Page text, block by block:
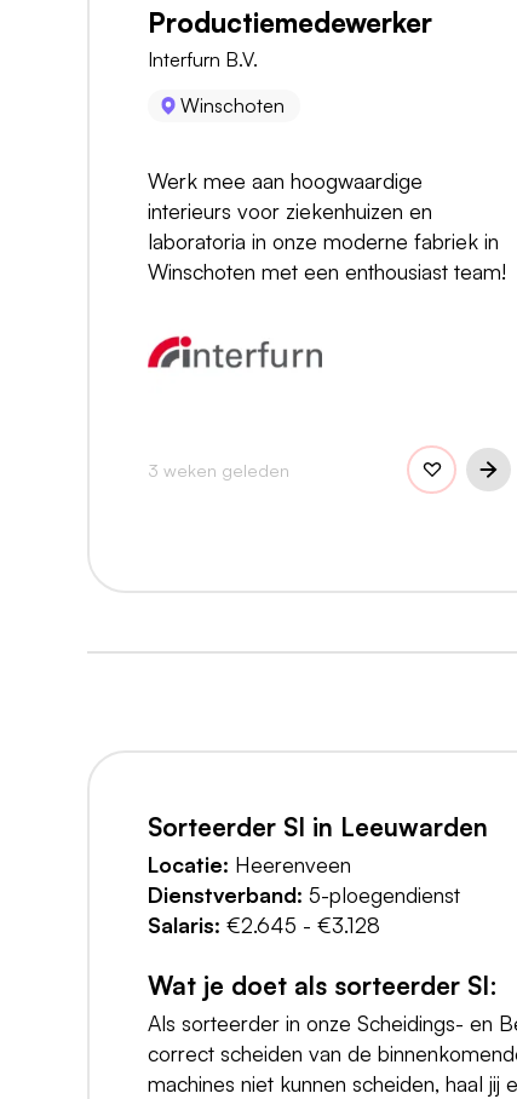
Productiemedewerker
Interfurn B.V.
Winschoten
Werk mee aan hoogwaardige
interieurs voor ziekenhuizen en
laboratoria in onze moderne fabriek in
Winschoten met een enthousiast team!
3 weken geleden
Sorteerder SI in Leeuwarden
Locatie: Heerenveen
Dienstverband: 5-ploegendienst
Salaris: €2.645 - €3.128
Wat je doet als sorteerder SI:
Als sorteerder in onze Scheidings- en
correct scheiden van de
machines niet kunnen scheiden, haal